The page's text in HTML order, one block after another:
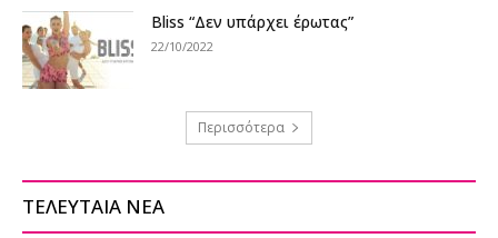
Bliss “Δεν υπάρχει έρωτας”
22/10/2022
Περισσότερα
ΤΕΛΕΥΤΑΙΑ ΝΕΑ